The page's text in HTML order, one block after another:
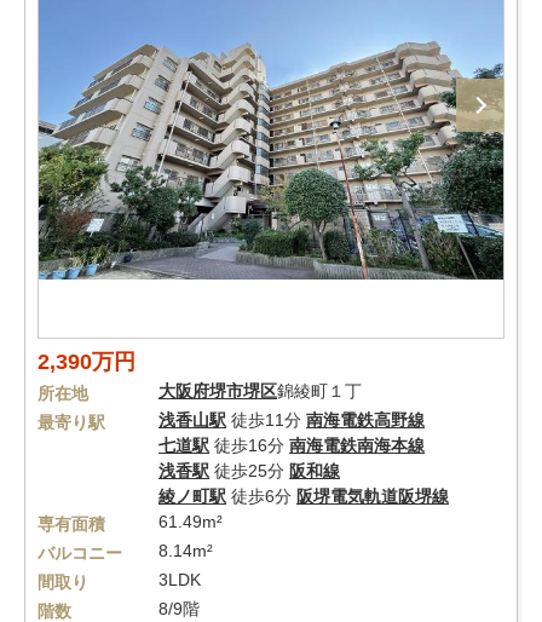
2,390万円
所在地 大阪府堺市堺区錦綾町１丁
最寄り駅
浅香山駅 徒歩11分 南海電鉄高野線
七道駅 徒歩16分 南海電鉄南海本線
浅香駅 徒歩25分 阪和線
綾ノ町駅 徒歩6分 阪堺電気軌道阪堺線
専有面積
61.49m²
バルコニー
8.14m²
間取り
3LDK
階数
8/9階